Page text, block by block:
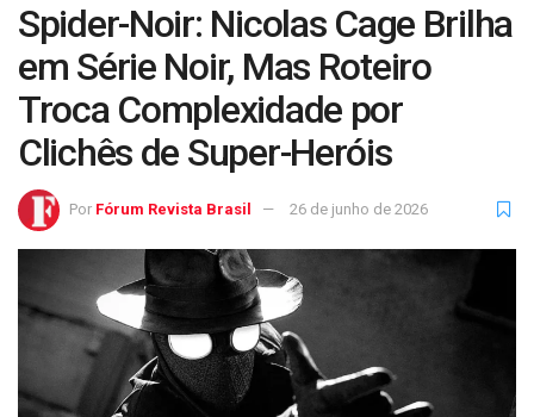
Spider-Noir: Nicolas Cage Brilha
em Série Noir, Mas Roteiro
Troca Complexidade por
Clichês de Super-Heróis
Por Fórum Revista Brasil 26 de junho de 2026